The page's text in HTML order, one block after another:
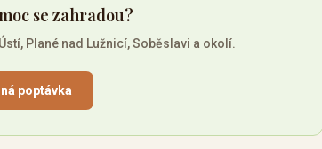
se zahradou?
Plané nad Lužnicí, Soběslavi a okolí.
poptávka